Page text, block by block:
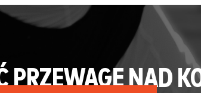
PRZEWAGĘ NAD